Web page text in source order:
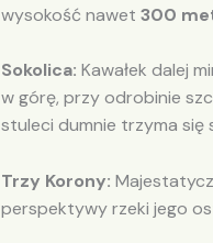
wysokość nawet 300
Sokolica: Kawałek dalej
w górę, przy odrobinie
stuleci dumnie trzyma się
Trzy Korony:
perspektywy rzeki jego